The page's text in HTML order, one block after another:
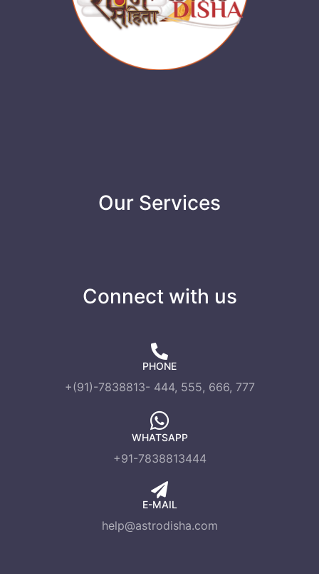
Our Services
Connect with us
PHONE
+(91)-7838813- 444, 555, 666, 777
WHATSAPP
+91-7838813444
E-MAIL
help@astrodisha.com